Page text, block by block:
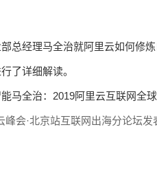
总经理马全治就阿里云如何修
了详细解读。
峰会·北京站互联网出海分论坛发